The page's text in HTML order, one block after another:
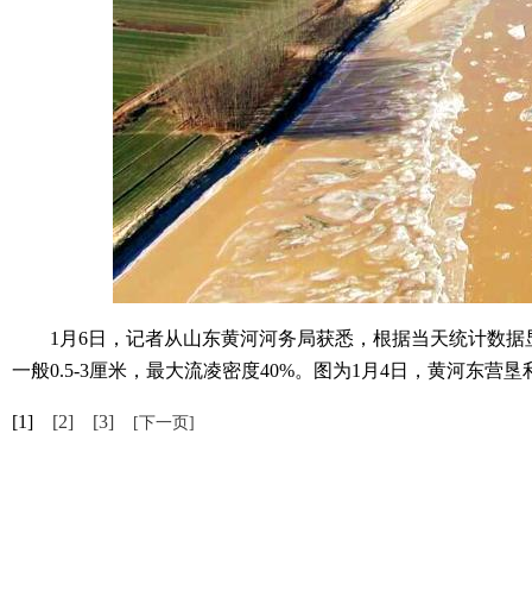
1月6日，记者从山东黄河河务局获悉，根据当天统计数据
一般0.5-3厘米，最大流凌密度40%。图为1月4日，黄河东营
[1] [2] [3] [下一页]